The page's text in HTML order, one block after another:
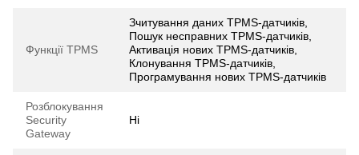
Функції TPMS
Зчитування даних TPMS-датчиків,
Пошук несправних TPMS-датчиків,
Активація нових TPMS-датчиків,
Клонування TPMS-датчиків,
Програмування нових TPMS-датчиків
Розблокування
Security
Gateway
Ні